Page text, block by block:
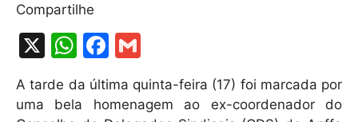
Compartilhe
X
W
at
F
c
m
ai
A tarde da última quinta-feira (17) foi marcada por
uma bela homenagem ao ex-coordenador do